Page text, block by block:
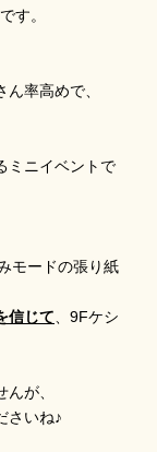
です。
率高めで、
ミニイベントで
モードの張り紙
信じて 、9Fケシ
が、
さいね♪